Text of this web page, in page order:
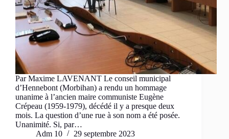
Par Maxime LAVENANT Le conseil municipal
d’Hennebont (Morbihan) a rendu un hommage
unanime à l’ancien maire communiste Eugène
Crépeau (1959-1979), décédé il y a presque deux
mois. La question d’une rue à son nom a été posée.
Unanimité. Si, par…
Adm 10
29 septembre 2023